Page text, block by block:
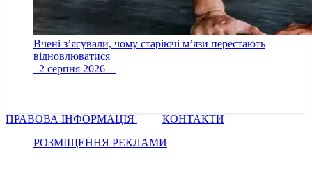
Вчені з’ясували, чому старіючі м’язи перестають
відновлюватися
2 серпня 2026
ПРАВОВА ІНФОРМАЦІЯ
КОНТАКТИ
РОЗМІЩЕННЯ РЕКЛАМИ